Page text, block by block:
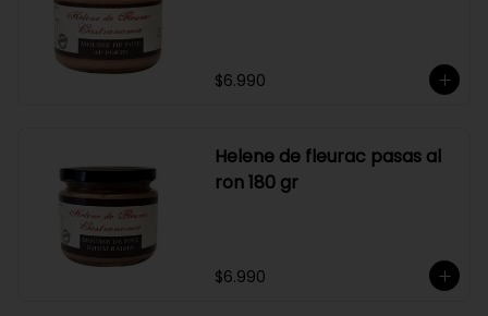
$6.990
Helene de fleurac pasas al
ron 180 gr
$6.990